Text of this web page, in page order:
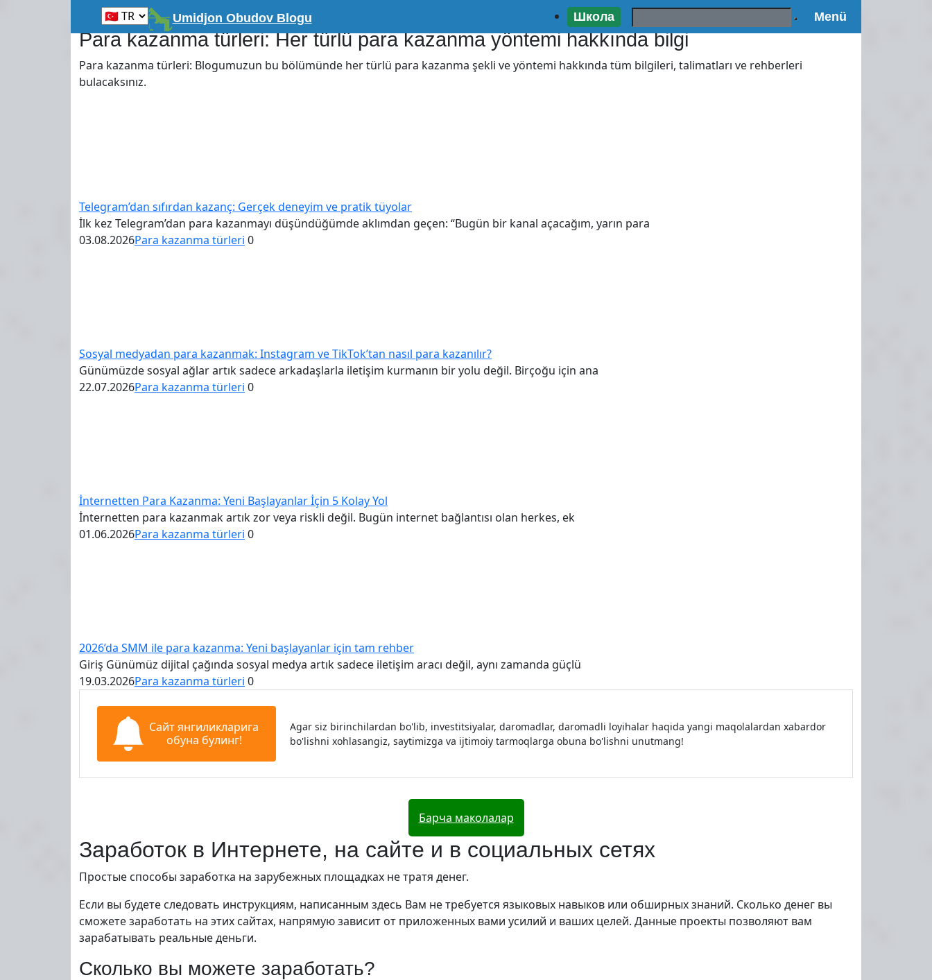
Umidjon Obudov Blogu Школа Menü
Главная
Para kazanma türleri: Her türlü para kazanma yöntemi hakkında bilgi
Para kazanma türleri: Blogumuzun bu bölümünde her türlü para kazanma şekli ve yöntemi hakkında tüm bilgileri, talimatları ve rehberleri
bulacaksınız.
Telegram’dan sıfırdan kazanç: Gerçek deneyim ve pratik tüyolar
İlk kez Telegram’dan para kazanmayı düşündüğümde aklımdan geçen: “Bugün bir kanal açacağım, yarın para
03.08.2026Para kazanma türleri 0
Sosyal medyadan para kazanmak: Instagram ve TikTok’tan nasıl para kazanılır?
Günümüzde sosyal ağlar artık sadece arkadaşlarla iletişim kurmanın bir yolu değil. Birçoğu için ana
22.07.2026Para kazanma türleri 0
İnternetten Para Kazanma: Yeni Başlayanlar İçin 5 Kolay Yol
İnternetten para kazanmak artık zor veya riskli değil. Bugün internet bağlantısı olan herkes, ek
01.06.2026Para kazanma türleri 0
2026’da SMM ile para kazanma: Yeni başlayanlar için tam rehber
Giriş Günümüz dijital çağında sosyal medya artık sadece iletişim aracı değil, aynı zamanda güçlü
19.03.2026Para kazanma türleri 0
Сайт янгиликларига
обуна булинг!
Agar siz birinchilardan bo'lib, investitsiyalar, daromadlar, daromadli loyihalar haqida yangi maqolalardan xabardor
bo'lishni xohlasangiz, saytimizga va ijtimoiy tarmoqlarga obuna bo'lishni unutmang!
Барча маколалар
Заработок в Интернете, на сайте и в социальных сетях
Простые способы заработка на зарубежных площадках не тратя денег.
Если вы будете следовать инструкциям, написанным здесь Вам не требуется языковых навыков или обширных знаний. Сколько денег вы
сможете заработать на этих сайтах, напрямую зависит от приложенных вами усилий и ваших целей. Данные проекты позволяют вам
зарабатывать реальные деньги.
Сколько вы можете заработать?